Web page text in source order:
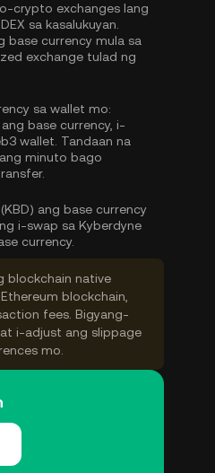
crypto exchanges lang
sa kasalukuyan.
base currency mula sa
exchange tulad ng
sa wallet mo:
base currency, i-
wallet. Tandaan na
minuto bago
ang base currency
i-swap sa Kyberdyne
currency.
blockchain native
blockchain,
fees. Bigyang-
i-adjust ang slippage
mo.